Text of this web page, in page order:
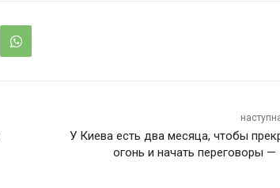
У Киева есть два месяца, чтобы
огонь и начать переговоры —